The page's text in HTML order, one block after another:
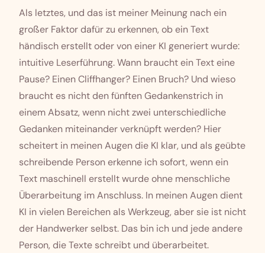
Als letztes, und das ist meiner Meinung nach ein
großer Faktor dafür zu erkennen, ob ein Text
händisch erstellt oder von einer KI generiert wurde:
intuitive Leserführung. Wann braucht ein Text eine
Pause? Einen Cliffhanger? Einen Bruch? Und wieso
braucht es nicht den fünften Gedankenstrich in
einem Absatz, wenn nicht zwei unterschiedliche
Gedanken miteinander verknüpft werden? Hier
scheitert in meinen Augen die KI klar, und als geübte
schreibende Person erkenne ich sofort, wenn ein
Text maschinell erstellt wurde ohne menschliche
Überarbeitung im Anschluss. In meinen Augen dient
KI in vielen Bereichen als Werkzeug, aber sie ist nicht
der Handwerker selbst. Das bin ich und jede andere
Person, die Texte schreibt und überarbeitet.